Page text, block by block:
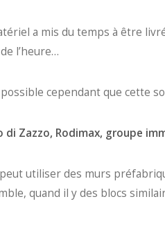
a mis du temps à être
l’heure…
cependant que cette
di Zazzo, Rodimax, groupe
utiliser des murs
quand il y des blocs